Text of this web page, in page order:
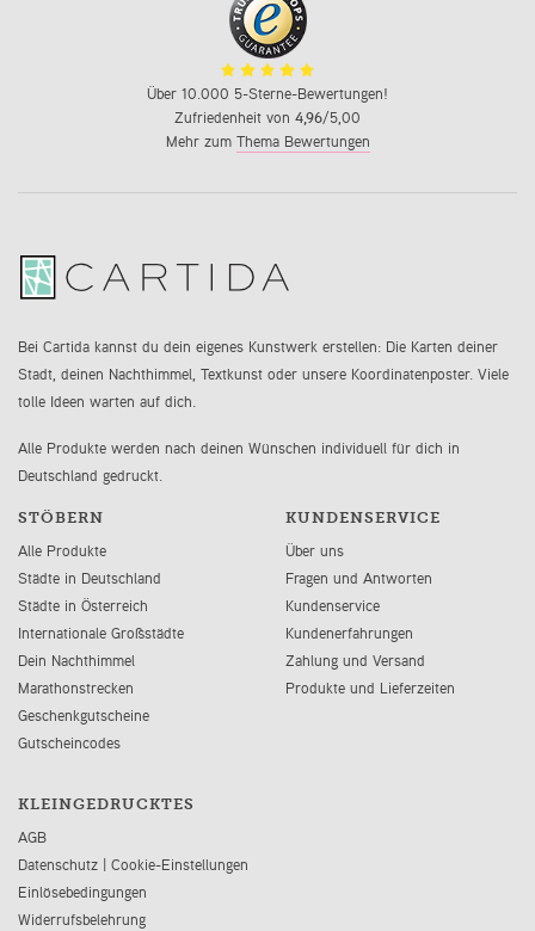
Über 10.000 5-Sterne-Bewertungen!
Zufriedenheit von 4,96/5,00
Mehr zum Thema Bewertungen
Bei Cartida kannst du dein eigenes Kunstwerk erstellen: Die Karten deiner
Stadt, deinen Nachthimmel, Textkunst oder unsere Koordinatenposter. Viele
tolle Ideen warten auf dich.
Alle Produkte werden nach deinen Wünschen individuell für dich in
Deutschland gedruckt.
STÖBERN
Alle Produkte
Städte in Deutschland
Städte in Österreich
Internationale Großstädte
Dein Nachthimmel
Marathonstrecken
Geschenkgutscheine
Gutscheincodes
KUNDENSERVICE
Über uns
Fragen und Antworten
Kundenservice
Kundenerfahrungen
Zahlung und Versand
Produkte und Lieferzeiten
KLEINGEDRUCKTES
AGB
Datenschutz | Cookie-Einstellungen
Einlösebedingungen
Widerrufsbelehrung